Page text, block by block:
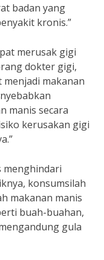
badan yang
kronis.”
merusak gigi
dokter gigi,
menjadi makanan
manis secara
kerusakan gigi
menghindari
konsumsilah
makanan manis
buah-buahan,
gula